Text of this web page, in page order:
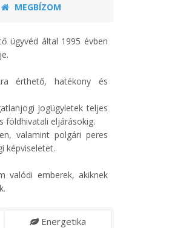
MEGBÍZOM
ügyvéd által 1995 évben
érthető, hatékony és
jogügyletek teljes
földhivatali eljárásokig.
valamint polgári peres
képviseletet.
valódi emberek, akiknek
Energetika